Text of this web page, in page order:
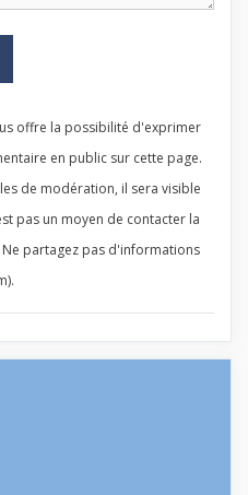
offre la possibilité d'exprimer
en public sur cette page.
de modération, il sera visible
pas un moyen de contacter la
partagez pas d'informations